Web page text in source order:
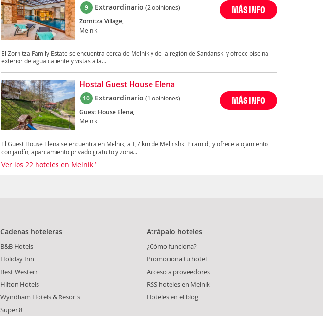
9 Extraordinario (2 opiniones)
Zornitza Village,
Melnik
MÁS INFO
El Zornitza Family Estate se encuentra cerca de Melnik y de la región de Sandanski y ofrece piscina
exterior de agua caliente y vistas a la...
Hostal Guest House Elena
10 Extraordinario (1 opiniones)
Guest House Elena,
Melnik
MÁS INFO
El Guest House Elena se encuentra en Melnik, a 1,7 km de Melnishki Piramidi, y ofrece alojamiento
con jardín, aparcamiento privado gratuito y zona...
Ver los 22 hoteles en Melnik
Cadenas hoteleras
B&B Hotels
Holiday Inn
Best Western
Hilton Hotels
Wyndham Hotels & Resorts
Super 8
Atrápalo hoteles
¿Cómo funciona?
Promociona tu hotel
Acceso a proveedores
RSS hoteles en Melnik
Hoteles en el blog